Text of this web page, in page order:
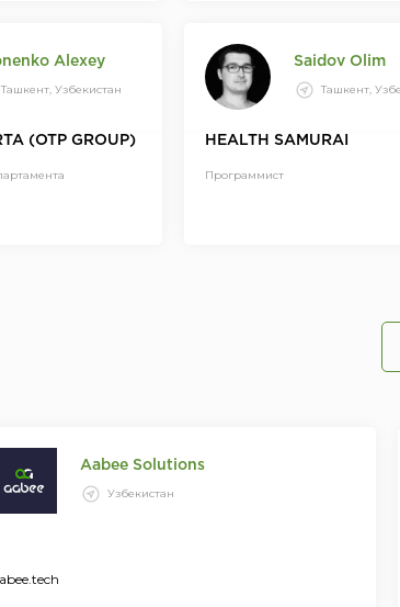
Alexey
Ташкент, Узбекистан
(OTP GROUP)
Saidov Olim
Ташкент,
HEALTH SAMURAI
Программист
Aabee Solutions
Узбекистан